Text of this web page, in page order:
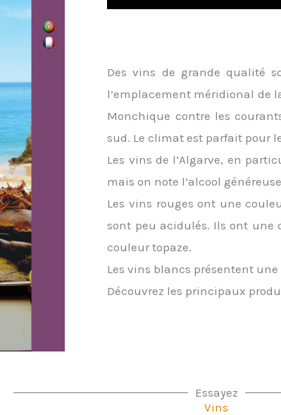
Des vins de grande qualité
l’emplacement méridional de
Monchique contre les
sud. Le climat est parfait pour
Les vins de l’Algarve, en
mais on note l’alcool
Les vins rouges ont une
sont peu acidulés. Ils ont une
couleur topaze.
Les vins blancs présentent
Découvrez les principaux
Essayez
Vins